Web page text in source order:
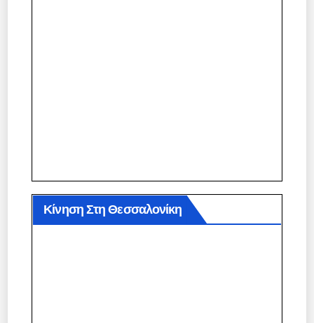
Κίνηση Στη Θεσσαλονίκη